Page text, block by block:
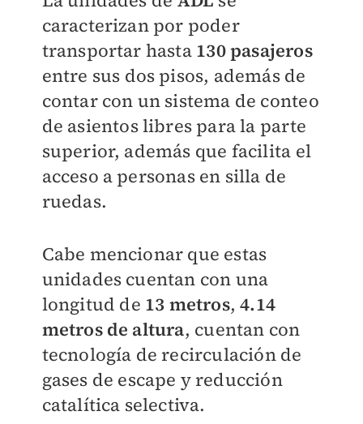
caracterizan por poder
transportar hasta 130 pasajeros
entre sus dos pisos, además de
contar con un sistema de conteo
de asientos libres para la parte
superior, además que facilita el
acceso a personas en silla de
ruedas.
Cabe mencionar que estas
unidades cuentan con una
longitud de 13 metros,4.14
metros de altura, cuentan con
tecnología de recirculación de
gases de escape y reducción
catalítica selectiva.